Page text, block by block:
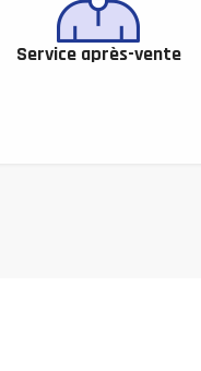
Service après-vente